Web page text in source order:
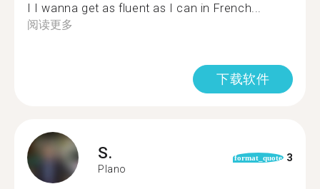
I I wanna get as fluent as I can in French...
阅读更多
下载软件
S.
Plano
format_quote 3